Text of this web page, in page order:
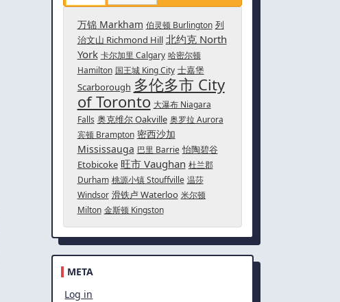
万锦 Markham 伯灵顿 Burlington 列
治文山 Richmond Hill 北约克 North
York 卡尔加里 Calgary 哈密尔顿
Hamilton 国王城 King City 士嘉堡
Scarborough 多伦多市 City
of Toronto 大瀑布 Niagara
Falls 奥克维尔 Oakville 奥罗拉 Aurora
宾顿 Brampton 密西沙加
Mississauga 巴里 Barrie 怡陶碧谷
Etobicoke 旺市 Vaughan 杜兰郡
Durham 桃源小镇 Stouffville 温莎
Windsor 滑铁卢 Waterloo 米尔顿
Milton 金斯顿 Kingston
META
Log in